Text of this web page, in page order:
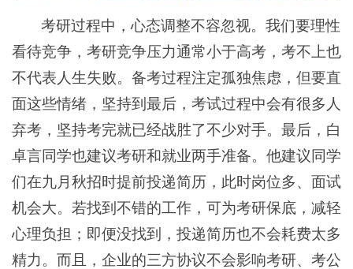
考研过程中，心态调整不容忽视。我们要理性
看待竞争，考研竞争压力通常小于高考，考不上也
不代表人生失败。备考过程注定孤独焦虑，但要直
面这些情绪，坚持到最后，考试过程中会有很多人
弃考，坚持考完就已经战胜了不少对手。最后，白
卓言同学也建议考研和就业两手准备。他建议同学
们在九月秋招时提前投递简历，此时岗位多、面试
机会大。若找到不错的工作，可为考研保底，减轻
心理负担；即便没找到，投递简历也不会耗费太多
精力。而且，企业的三方协议不会影响考研、考公